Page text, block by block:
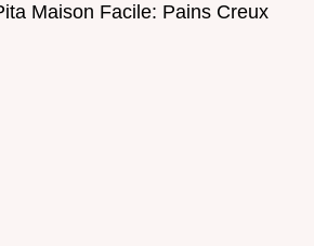
Maison Facile: Pains Creux